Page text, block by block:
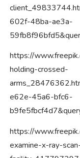
602f-48ba-ae3a-
https://
holding-crossed-
e62e-45a6-bfc6-
https://
examine-x-ray-